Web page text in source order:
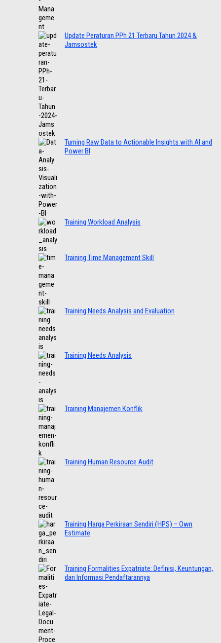
Update Peraturan PPh 21 Terbaru Tahun 2024 &
Jamsostek
Turning Raw Data to Actionable Insights with AI and
Power BI
Training Workload Analysis
Training Time Management Skill
Training Needs Analysis and Evaluation
Training Needs Analysis
Training Manajemen Konflik
Training Human Resource Audit
Training Harga Perkiraan Sendiri (HPS) – Own
Estimate
Training Formalities Expatriate: Definisi, Keuntungan,
dan Informasi Pendaftarannya